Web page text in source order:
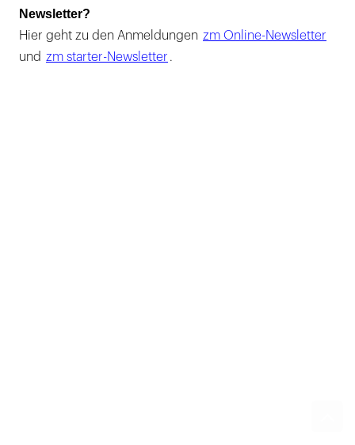
Newsletter?
Hier geht zu den Anmeldungen zm Online-Newsletter
und zm starter-Newsletter .